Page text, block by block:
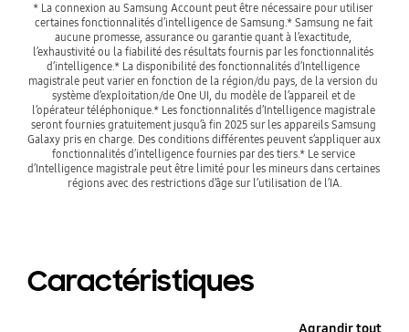
* La connexion au Samsung Account peut être nécessaire pour utiliser
certaines fonctionnalités d’intelligence de Samsung.* Samsung ne fait
aucune promesse, assurance ou garantie quant à l’exactitude,
l’exhaustivité ou la fiabilité des résultats fournis par les fonctionnalités
d’intelligence.* La disponibilité des fonctionnalités d’Intelligence
magistrale peut varier en fonction de la région/du pays, de la version du
système d’exploitation/de One UI, du modèle de l’appareil et de
l’opérateur téléphonique.* Les fonctionnalités d’Intelligence magistrale
seront fournies gratuitement jusqu’à fin 2025 sur les appareils Samsung
Galaxy pris en charge. Des conditions différentes peuvent s’appliquer aux
fonctionnalités d’intelligence fournies par des tiers.* Le service
d’Intelligence magistrale peut être limité pour les mineurs dans certaines
régions avec des restrictions d’âge sur l’utilisation de l’IA.
Caractéristiques
Agrandir tout